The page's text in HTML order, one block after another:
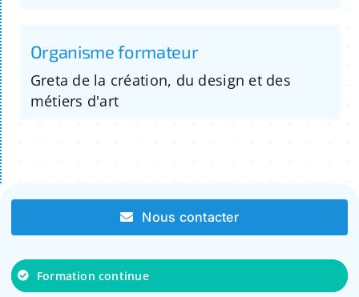
Organisme formateur
Greta de la création, du design et des
métiers d'art
Nous contacter
Formation continue